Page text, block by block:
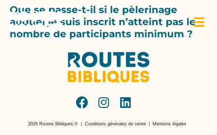
Que se passe-t-il si le pèlerinage
auquel je suis inscrit n’atteint pas le
nombre de participants minimum ?
2026 Routes Bibliques © Conditions générales de vente Mentions légales